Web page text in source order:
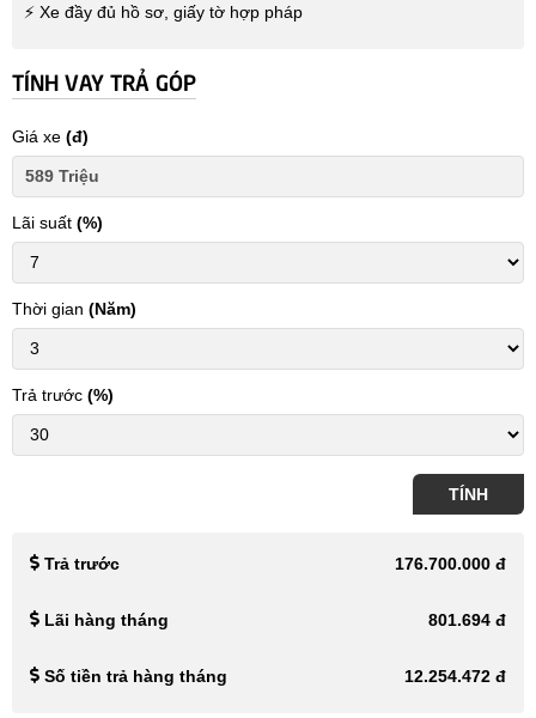
⚡ Xe đầy đủ hồ sơ, giấy tờ hợp pháp
TÍNH VAY TRẢ GÓP
Giá xe (đ)
Lãi suất (%)
Thời gian (Năm)
Trả trước (%)
TÍNH
Trả trước 176.700.000 đ
Lãi hàng tháng 801.694 đ
Số tiền trả hàng tháng 12.254.472 đ